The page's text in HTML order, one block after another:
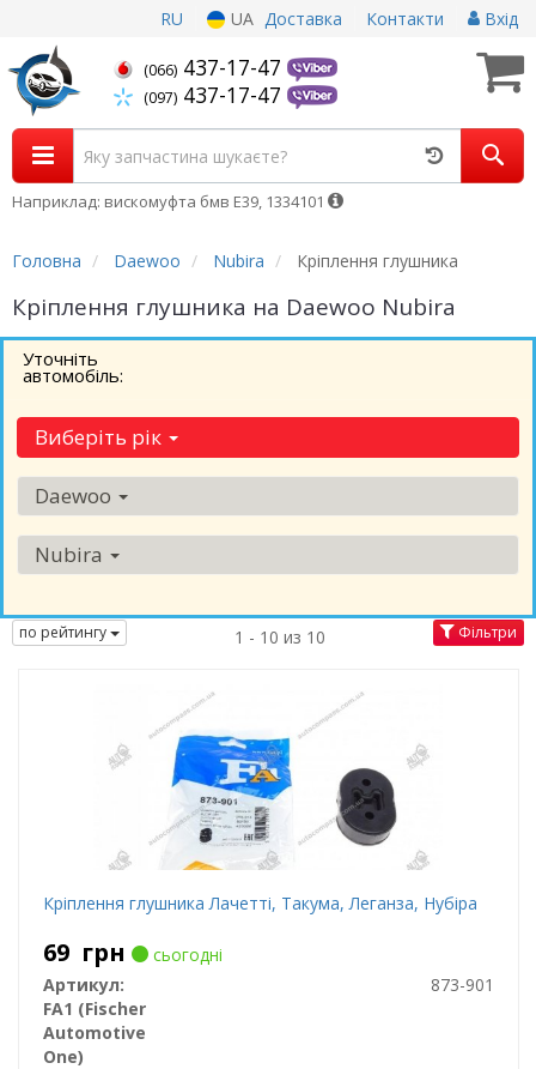
RU UA Доставка Контакти Вхід
(066) 437-17-47
(097) 437-17-47
Наприклад: вискомуфта бмв Е39, 1334101
Головна Daewoo Nubira Кріплення глушника
Кріплення глушника на Daewoo Nubira
Уточніть
автомобіль:
Виберіть рік
Daewoo
Nubira
по рейтингу 1 - 10 из 10 Фільтри
Кріплення глушника Лачетті, Такума, Леганза, Нубіра
69 грн
сьогодні
Артикул:
873-901
FA1 (Fischer
Automotive
One)